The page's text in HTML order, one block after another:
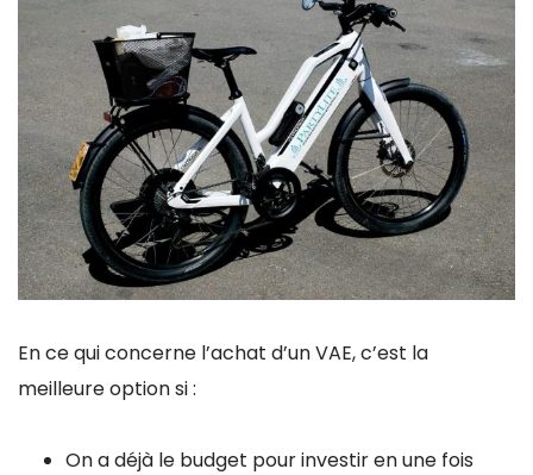
En ce qui concerne l’achat d’un VAE, c’est la
meilleure option si :
On a déjà le budget pour investir en une fois